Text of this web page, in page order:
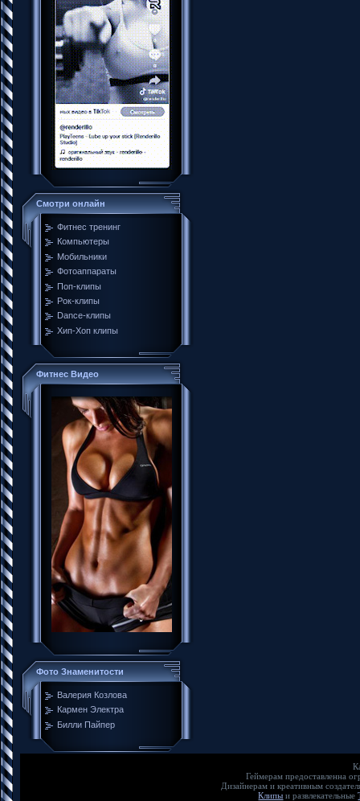
Смотри онлайн
Фитнес тренинг
Компьютеры
Мобильники
Фотоаппараты
Поп-клипы
Рок-клипы
Dance-клипы
Хип-Хоп клипы
Фитнес Видео
Фото Знаменитости
Валерия Козлова
Кармен Электра
Билли Пайпер
Геймерам предоставленна
Дизайнерам и креативным
Клипы и развлекательные